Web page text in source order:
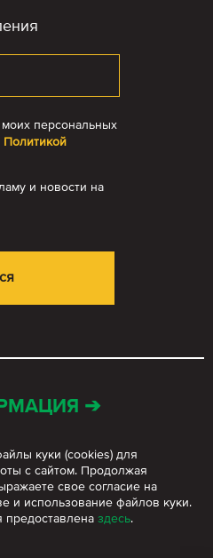
моих персональных
Политикой
и новости на
➔
куки (cookies) для
с сайтом. Продолжая
свое согласие на
и использование файлов куки.
здесь.